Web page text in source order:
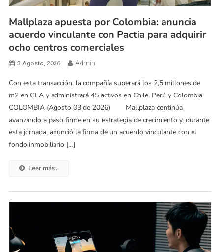
Mallplaza apuesta por Colombia: anuncia
acuerdo vinculante con Pactia para adquirir
ocho centros comerciales
3 Agosto, 2026 Admin
Con esta transacción, la compañía superará los 2,5 millones de
m2 en GLA y administrará 45 activos en Chile, Perú y Colombia.
COLOMBIA (Agosto 03 de 2026) Mallplaza continúa
avanzando a paso firme en su estrategia de crecimiento y, durante
esta jornada, anunció la firma de un acuerdo vinculante con el
fondo inmobiliario […]
Leer más ..